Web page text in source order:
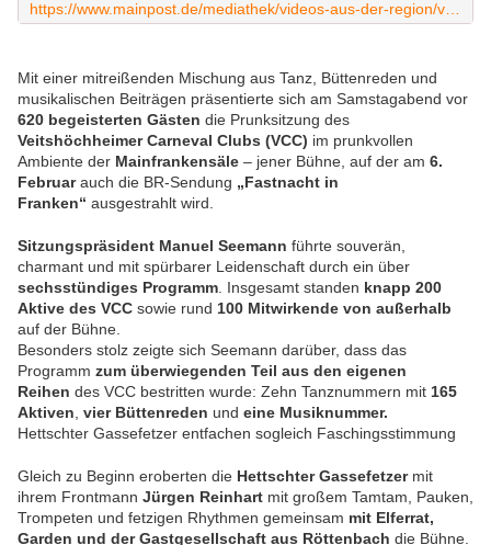
Mit einer mitreißenden Mischung aus Tanz, Büttenreden und
musikalischen Beiträgen präsentierte sich am Samstagabend vor
620 begeisterten Gästen die Prunksitzung des
Veitshöchheimer Carneval Clubs (VCC) im prunkvollen
Ambiente der Mainfrankensäle – jener Bühne, auf der am 6.
Februarauch die BR-Sendung „Fastnacht in
Franken“ ausgestrahlt wird.
Sitzungspräsident Manuel Seemann führte souverän,
charmant und mit spürbarer Leidenschaft durch ein über
sechsstündiges Programm . Insgesamt standen knapp 200
Aktive des VCC sowie rund 100 Mitwirkende von außerhalb
auf der Bühne.
Besonders stolz zeigte sich Seemann darüber, dass das
Programm zum überwiegenden Teil aus den eigenen
Reihen des VCC bestritten wurde: Zehn Tanznummern mit 165
Aktiven vier Büttenreden und eine Musiknummer.
Hettschter Gassefetzer entfachen sogleich Faschingsstimmung
Gleich zu Beginn eroberten die Hettschter Gassefetzermit
ihrem Frontmann Jürgen Reinhart mit großem Tamtam, Pauken,
Trompeten und fetzigen Rhythmen gemeinsam mit Elferrat,
Garden und der Gastgesellschaft aus Röttenbach die Bühne.